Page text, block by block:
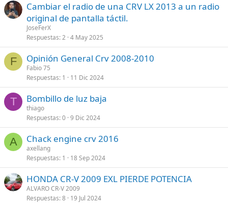
Cambiar el radio de una CRV LX 2013 a un radio
original de pantalla táctil.
JoseFerX
Respuestas 2 4 May 2025
F Opinión General Crv 2008-2010
Fabio 75
Respuestas 1 11 Dic 2024
T Bombillo de luz baja
thiago
Respuestas 0 9 Dic 2024
A Chack engine crv 2016
axellang
Respuestas 1 18 Sep 2024
HONDA CR-V 2009 EXL PIERDE POTENCIA
ALVARO CR-V 2009
Respuestas 8 19 Jul 2024